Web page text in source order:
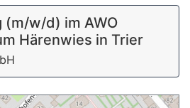
(m/w/d) im AWO
Härenwies in Trier